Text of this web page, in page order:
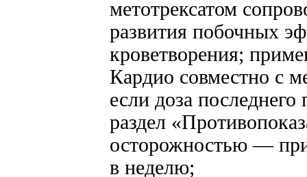
метотрексатом
развития побочных
кроветворения;
Кардио совместно с
если доза
раздел
осторожностью — при
в неделю;